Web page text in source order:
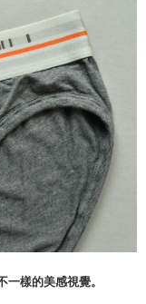
樣的美感視覺。